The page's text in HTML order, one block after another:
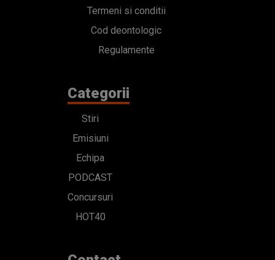
Termeni si conditii
Cod deontologic
Regulamente
Categorii
Stiri
Emisiuni
Echipa
PODCAST
Concursuri
HOT40